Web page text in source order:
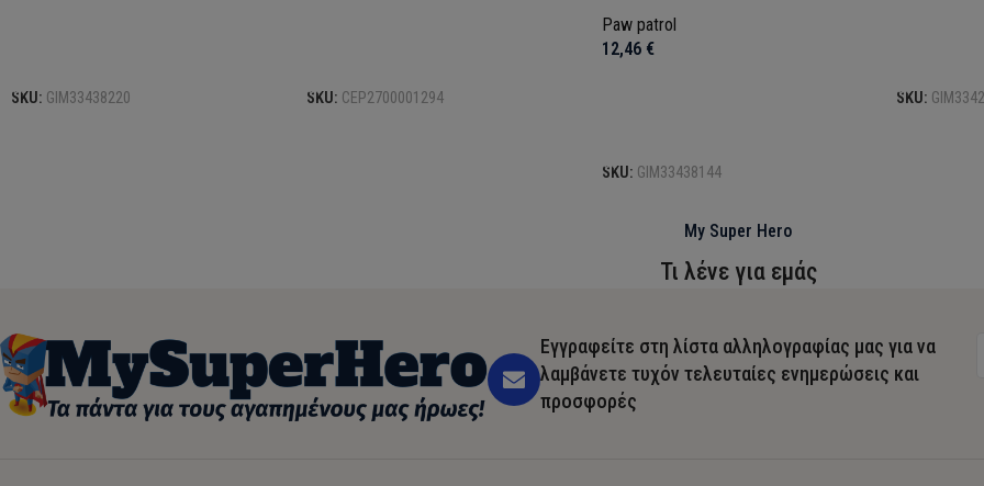
SKU: GIM33438220 SKU: CEP2700001294
Paw patrol
12,46 €
SKU: GIM33438144
SKU:
My Super Hero
Τι λένε για εμάς
Εγγραφείτε στη λίστα αλληλογραφίας μας για να
λαμβάνετε τυχόν τελευταίες ενημερώσεις και
προσφορές